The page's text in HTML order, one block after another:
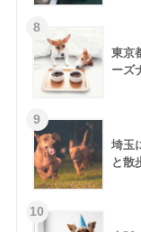
東京
ーズ
埼玉
と散